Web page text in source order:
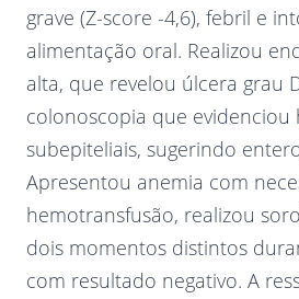
grave (Z-score -4,6), febril e
alimentação oral. Realizou
alta, que revelou úlcera grau
colonoscopia que evidenciou
subepiteliais, sugerindo
Apresentou anemia com
hemotransfusão, realizou
dois momentos distintos
com resultado negativo. A